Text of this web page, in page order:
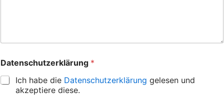
Datenschutzerklärung *
Ich habe die Datenschutzerklärung gelesen und
akzeptiere diese.